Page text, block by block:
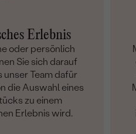
Erlebnis
oder persönlich
Sie sich darauf
unser Team dafür
die Auswahl eines
zu einem
Erlebnis wird.